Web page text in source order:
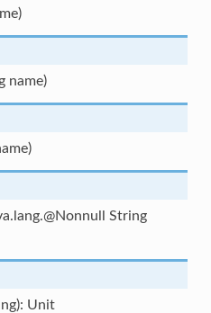
name)
String
Unit